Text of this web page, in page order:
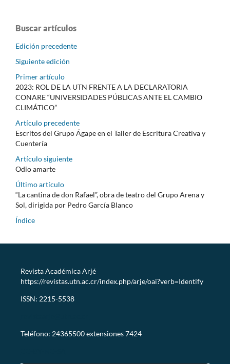
Buscar artículos
Edición precedente
Siguiente edición
Primer artículo
2023: ROL DE LA UTN FRENTE A LA DECLARATORIA
CONARE “UNIVERSIDADES PÚBLICAS ANTE EL CAMBIO
CLIMÁTICO”
Artículo precedente
Escritos del Grupo Ágape en el Taller de Escritura Creativa y
Cuentería
Artículo siguiente
Odio amarte
Último artículo
“La cantina de don Rafael”, obra de teatro del Grupo Arena y
Sol, dirigida por Pedro García Blanco
Índice
Revista Académica Arjé
https://revistas.utn.ac.cr/index.php/arje/oai?verb=Identify
ISSN: 2215-5538
Teléfono: 24365500 extensiones 7424